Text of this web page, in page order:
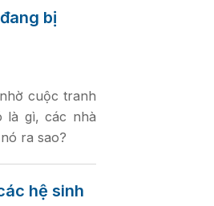
bị
cuộc tranh
là gì, các nhà
ra sao?
hệ sinh